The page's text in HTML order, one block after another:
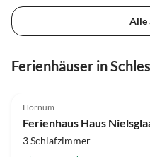
Alle
Ferienhäuser in
Hörnum
Ferienhaus Haus
3 Schlafzimmer